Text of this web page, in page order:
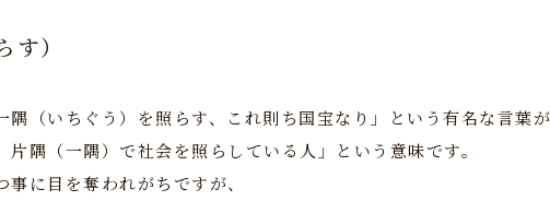
）
（いちぐう）を照らす、これ則ち国宝なり」という有名な言葉が
片隅（一隅）で社会を照らしている人」という意味です。
に目を奪われがちですが、